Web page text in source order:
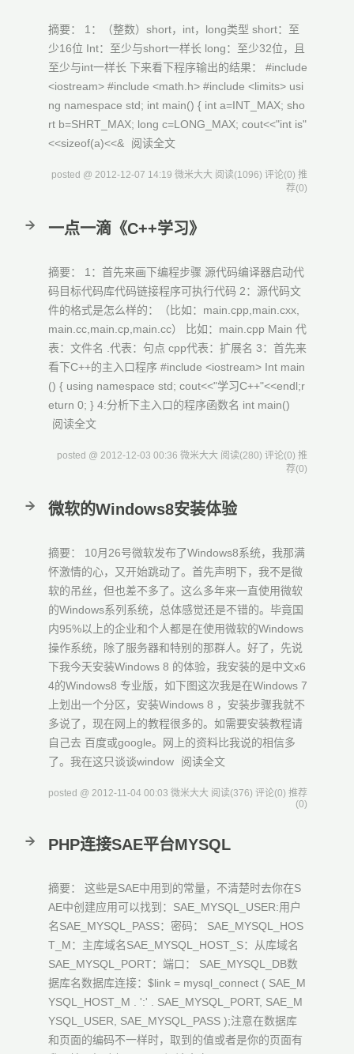
摘要： 1：（整数）short，int，long类型 short：至
少16位 Int：至少与short一样长 long：至少32位，且
至少与int一样长 下来看下程序输出的结果： #include
<iostream> #include <math.h> #include <limits> usi
ng namespace std; int main() { int a=INT_MAX; sho
rt b=SHRT_MAX; long c=LONG_MAX; cout<<"int is"
<<sizeof(a)<<&
阅读全文
posted @ 2012-12-07 14:19 微米大大 阅读(1096) 评论(0) 推
荐(0)
一点一滴《C++学习》
摘要： 1：首先来画下编程步骤 源代码编译器启动代
码目标代码库代码链接程序可执行代码 2：源代码文
件的格式是怎么样的：（比如：main.cpp,main.cxx,
main.cc,main.cp,main.cc） 比如：main.cpp Main 代
表：文件名 .代表：句点 cpp代表：扩展名 3：首先来
看下C++的主入口程序 #include <iostream> Int main
() { using namespace std; cout<<"学习C++"<<endl;r
eturn 0; } 4:分析下主入口的程序函数名 int main()
阅读全文
posted @ 2012-12-03 00:36 微米大大 阅读(280) 评论(0) 推
荐(0)
微软的Windows8安装体验
摘要： 10月26号微软发布了Windows8系统，我那满
怀激情的心，又开始跳动了。首先声明下，我不是微
软的吊丝，但也差不多了。这么多年来一直使用微软
的Windows系列系统，总体感觉还是不错的。毕竟国
内95%以上的企业和个人都是在使用微软的Windows
操作系统，除了服务器和特别的那群人。好了，先说
下我今天安装Windows 8 的体验，我安装的是中文x6
4的Windows8 专业版，如下图这次我是在Windows 7
上划出一个分区，安装Windows 8 ，安装步骤我就不
多说了，现在网上的教程很多的。如需要安装教程请
自己去 百度或google。网上的资料比我说的相信多
了。我在这只谈谈window
阅读全文
posted @ 2012-11-04 00:03 微米大大 阅读(376) 评论(0) 推荐
(0)
PHP连接SAE平台MYSQL
摘要： 这些是SAE中用到的常量，不清楚时去你在S
AE中创建应用可以找到：SAE_MYSQL_USER:用户
名SAE_MYSQL_PASS：密码： SAE_MYSQL_HOS
T_M：主库域名SAE_MYSQL_HOST_S：从库域名
SAE_MYSQL_PORT：端口： SAE_MYSQL_DB数
据库名数据库连接：$link = mysql_connect ( SAE_M
YSQL_HOST_M . ':' . SAE_MYSQL_PORT, SAE_M
YSQL_USER, SAE_MYSQL_PASS );注意在数据库
和页面的编码不一样时，取到的值或者是你的页面有